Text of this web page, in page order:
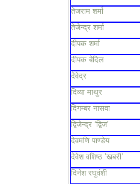
तेजराम शर्मा
तेजेन्द्र शर्मा
दीपक शर्मा
दीपक बेदिल
देवेद्र
दिव्या माथुर
दिगम्बर नासवा
द्विजेन्द्र ‘द्विज’
देवमणि पाण्डेय
देवेश वशिष्ठ ’खबरी’
दिनेश रघुवंशी